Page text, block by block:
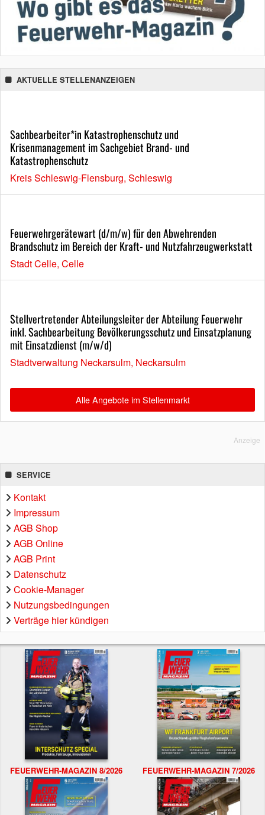
AKTUELLE STELLENANZEIGEN
Sachbearbeiter*in Katastrophenschutz und
Krisenmanagement im Sachgebiet Brand- und
Katastrophenschutz
Kreis Schleswig-Flensburg, Schleswig
Feuerwehrgerätewart (d/m/w) für den Abwehrenden
Brandschutz im Bereich der Kraft- und Nutzfahrzeugwerkstatt
Stadt Celle, Celle
Stellvertretender Abteilungsleiter der Abteilung Feuerwehr
inkl. Sachbearbeitung Bevölkerungsschutz und Einsatzplanung
mit Einsatzdienst (m/w/d)
Stadtverwaltung Neckarsulm, Neckarsulm
Alle Angebote im Stellenmarkt
Anzeige
SERVICE
Kontakt
Impressum
AGB Shop
AGB Online
AGB Print
Datenschutz
Cookie-Manager
Nutzungsbedingungen
Verträge hier kündigen
FEUERWEHR-MAGAZIN 8/2026 FEUERWEHR-MAGAZIN 7/2026